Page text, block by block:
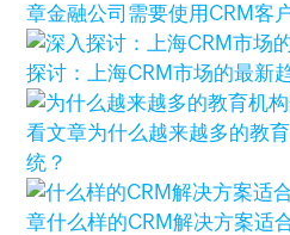
章金融公司需要使用CRM客
探讨：上海CRM市场的最新
看文章为什么越来越多的教
统？
章什么样的CRM解决方案适